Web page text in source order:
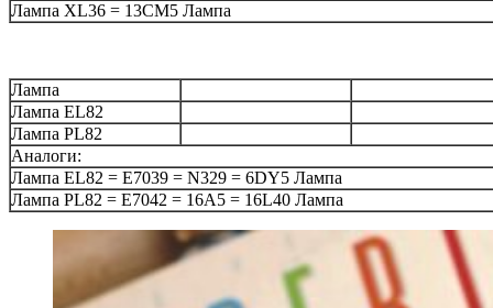
Лампа XL36 = 13CM5 Лампа
Лампа
Лампа EL82
Лампа PL82
Аналоги:
Лампа EL82 = E7039 = N329 = 6DY5 Лампа
Лампа PL82 = E7042 = 16A5 = 16L40 Лампа